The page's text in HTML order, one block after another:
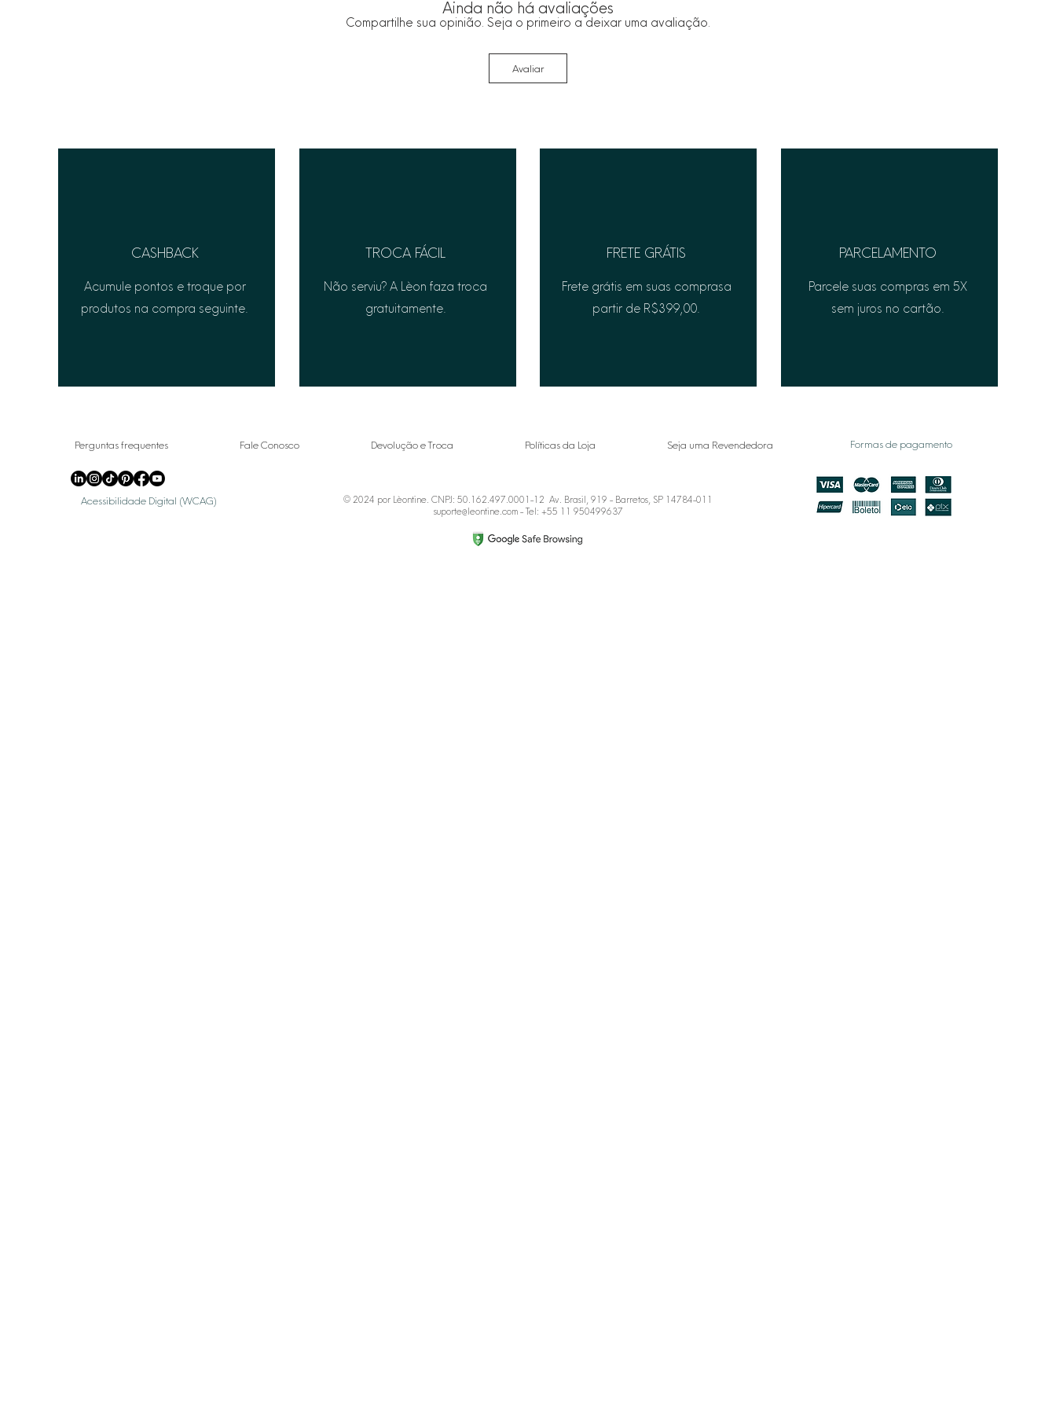
peles sensíveis.
Ainda não há avaliações
Compartilhe sua opinião. Seja o primeiro a deixar uma avaliação.
Avaliar
PARCELAMENTO
Parcele suas compras em 5X
sem juros no cartão.
FRETE GRÁTIS
Frete grátis em suas comprasa
partir de R$399,00.
TROCA FÁCIL
Não serviu? A Lèon faza troca
gratuitamente.
CASHBACK
Acumule pontos e troque por
produtos na compra seguinte.
Formas de pagamento
Perguntas frequentes Fale Conosco Devolução e Troca Políticas da Loja Seja uma Revendedora
Acessibilidade Digital (WCAG)
© 2024 por Lèontine. CNPJ: 50.162.497.0001-12 Av. Brasil, 919 - Barretos, SP 14784-011
suporte@leontine.com- Tel: +55 11 950499637